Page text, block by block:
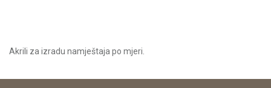
Akrili za izradu namještaja po mjeri.